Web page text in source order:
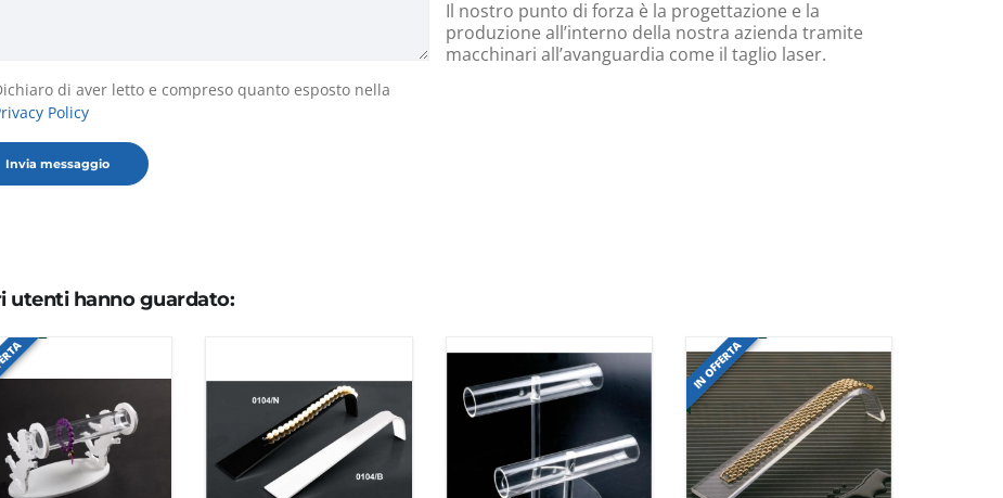
di aver letto e compreso quanto esposto nella
Policy
Il nostro punto di forza è la progettazione e la
produzione all’interno della nostra azienda tramite
macchinari all’avanguardia come il taglio laser.
utenti hanno guardato:
IN OFFERTA